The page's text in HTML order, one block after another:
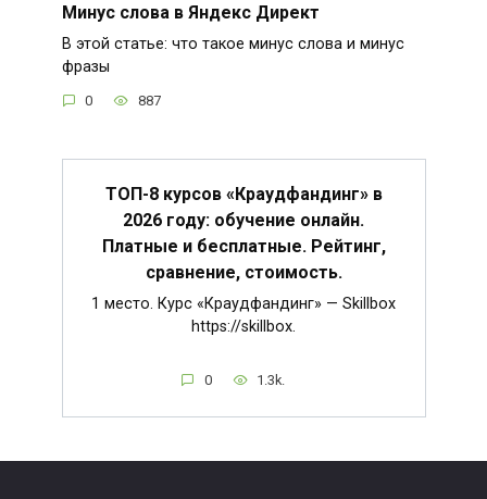
Минус слова в Яндекс Директ
В этой статье: что такое минус слова и минус
фразы
0 887
ТОП-8 курсов «Краудфандинг» в
2026 году: обучение онлайн.
Платные и бесплатные. Рейтинг,
сравнение, стоимость.
1 место. Курс «Краудфандинг» — Skillbox
https://skillbox.
0 1.3k.